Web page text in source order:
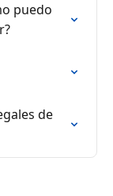
puedo
de